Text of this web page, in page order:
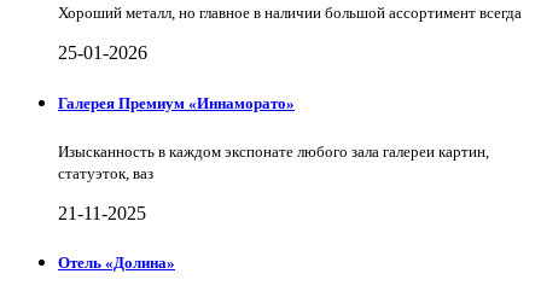
Хороший металл, но главное в наличии большой ассортимент всегда
25-01-2026
Галерея Премиум «Иннаморато»
Изысканность в каждом экспонате любого зала галереи картин,
статуэток, ваз
21-11-2025
Отель «Долина»